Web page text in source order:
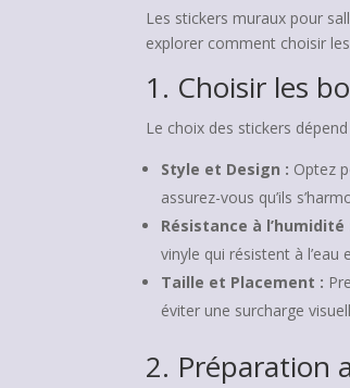
Les stickers muraux pour
explorer comment choisir
1. Choisir les
Le choix des stickers
Style et Design : Optez
assurez-vous qu’ils
Résistance à l’humidité
vinyle qui résistent à l’eau
Taille et Placement :
éviter une surcharge
2. Préparation